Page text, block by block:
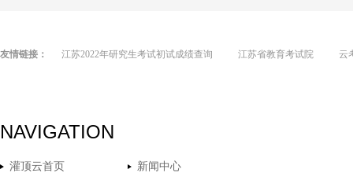
友情链接： 江苏2022年研究生考试初试成绩查询 江苏省教育考试院 云
NAVIGATION
灌顶云首页
新闻中心